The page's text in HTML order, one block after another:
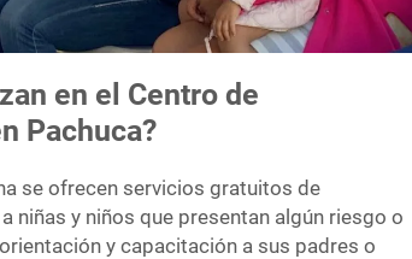
en el Centro de
Pachuca?
se ofrecen servicios gratuitos de
niñas y niños que presentan algún riesgo o
y capacitación a sus padres o